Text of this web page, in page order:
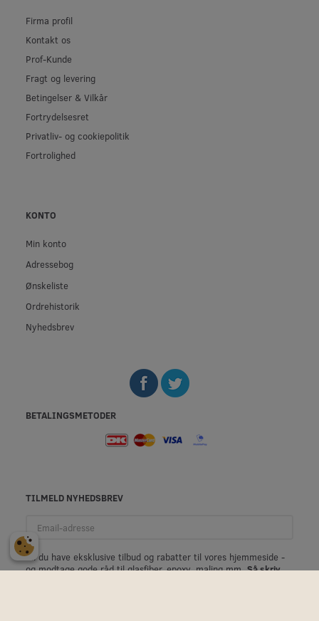
Firma profil
Kontakt os
Prof-Kunde
Fragt og levering
Betingelser & Vilkår
Fortrydelsesret
Privatliv- og cookiepolitik
Fortrolighed
KONTO
Min konto
Adressebog
Ønskeliste
Ordrehistorik
Nyhedsbrev
BETALINGSMETODER
TILMELD NYHEDSBREV
adresse
Vil du have eksklusive tilbud og rabatter til vores hjemmeside -
og modtage gode råd til glasfiber, epoxy, maling mm.Så skriv